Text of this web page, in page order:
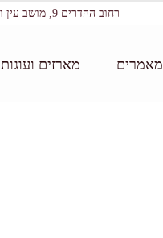
רחוב ההדרים 9, מושב עין ורד
מאמרים מארזים ועוגות